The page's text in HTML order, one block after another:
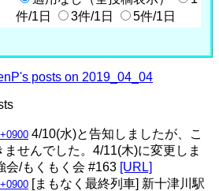
件/1日
3件/1日 5件/1日
posts on 2019_04_04
4/10(水)と告知しましたが、こ
せんでした。4/11(木)に変更しま
会/もくもく会 #163 [URL]
[まもなく最終列車] 新十津川駅